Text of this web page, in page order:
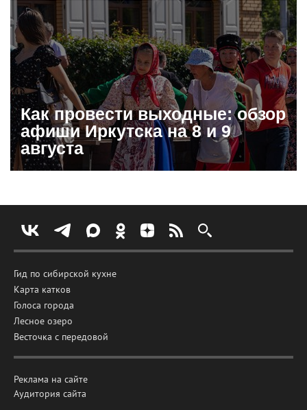
Как провести выходные: обзор
афиши Иркутска на 8 и 9
августа
Гид по сибирской кухне
Карта катков
Голоса города
Лесное озеро
Весточка с передовой
Реклама на сайте
Аудитория сайта